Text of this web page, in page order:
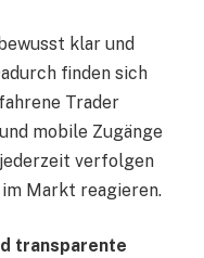
klar und
finden sich
Trader
mobile Zugänge
verfolgen
Markt reagieren.
transparente